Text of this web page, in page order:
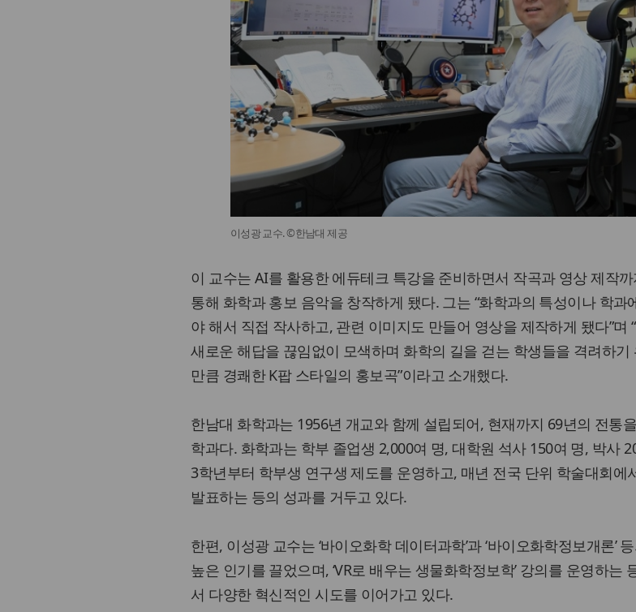
이성광 교수. ©한남대 제공
이 교수는 AI를 활용한 에듀테크 특강을 준비하면서 작곡과 영상 제작
통해 화학과 홍보 음악을 창작하게 됐다. 그는 “화학과의 특성이나 학과
야 해서 직접 작사하고, 관련 이미지도 만들어 영상을 제작하게 됐다”며
새로운 해답을 끊임없이 모색하며 화학의 길을 걷는 학생들을 격려하기
만큼 경쾌한 K팝 스타일의 홍보곡”이라고 소개했다.
한남대 화학과는 1956년 개교와 함께 설립되어, 현재까지 69년의 전통
학과다. 화학과는 학부 졸업생 2,000여 명, 대학원 석사 150여 명, 박사
3학년부터 학부생 연구생 제도를 운영하고, 매년 전국 단위 학술대회에
발표하는 등의 성과를 거두고 있다.
한편, 이성광 교수는 ‘바이오화학 데이터과학’과 ‘바이오화학정보개론’
높은 인기를 끌었으며, ‘VR로 배우는 생물화학정보학’ 강의를 운영하는
서 다양한 혁신적인 시도를 이어가고 있다.